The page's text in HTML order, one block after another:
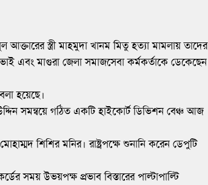
স্ত্রী মাহমুদা খানম মিতু হত্যা মামলায় তাদের
এবং মাগুরা জেলা সমাজসেবা কর্মকর্তাকে ডেকেছেন
হয়েছে।
সমন্বয়ে গঠিত একটি হাইকোর্ট ডিভিশন বেঞ্চ আজ
শিশির মনির। রাষ্ট্রপক্ষে শুনানি করেন ডেপুটি
সময় উভয়পক্ষ প্রভাব বিস্তারের পাল্টাপাল্টি